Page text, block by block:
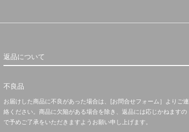
返品について
不良品
お届けした商品に不良があった場合は、[お問合せフォーム］よりご連
絡ください。商品に欠陥がある場合を除き、返品には応じかねますの
で予めご了承をいただきますようお願い申し上げます。